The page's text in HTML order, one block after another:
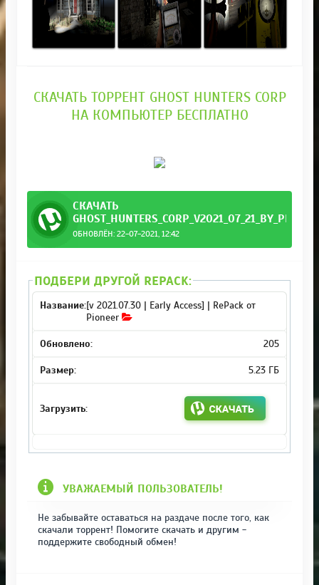
СКАЧАТЬ ТОРРЕНТ GHOST HUNTERS CORP
НА КОМПЬЮТЕР БЕСПЛАТНО
СКАЧАТЬ
ОБНОВЛЁН: 22-07-2021, 12:42
ПОДБЕРИ ДРУГОЙ REPACK:
[v 2021.07.30 | Early Access] | RePack от
Pioneer
205
5.23 ГБ
УВАЖАЕМЫЙ ПОЛЬЗОВАТЕЛЬ!
Не забывайте оставаться на раздаче после того, как
скачали торрент! Помогите скачать и другим -
поддержите свободный обмен!